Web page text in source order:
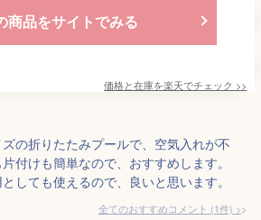
商品をサイトでみる
価格と在庫を楽天でチェック >>
の折りたたみプールで、空気入れが不
付けも簡単なので、おすすめします。
しても使えるので、良いと思います。
全てのおすすめコメント (1件) >